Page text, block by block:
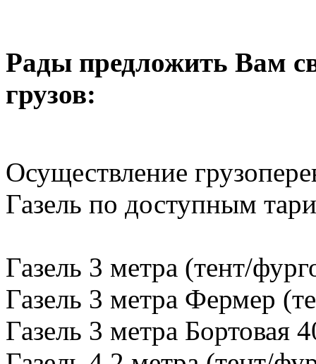
Рады предложить Вам
грузов:
Осуществление
Газель по доступным
Газель 3 метра (тент/
Газель 3 метра Фермер
Газель 3 метра Бортовая